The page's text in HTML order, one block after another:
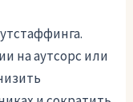
на аутсорс или